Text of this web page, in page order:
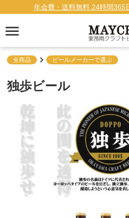
年会費・送料無料 24時間365
全商品 ビールメーカーで選ぶ
独歩ビール